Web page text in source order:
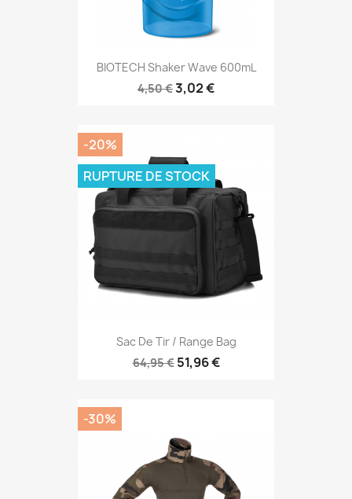
BIOTECH Shaker Wave 600mL
4,50 €3,02 €
Sac De Tir / Range Bag
64,95 € 51,96 €
-20%
RUPTURE DE STOCK
-30%